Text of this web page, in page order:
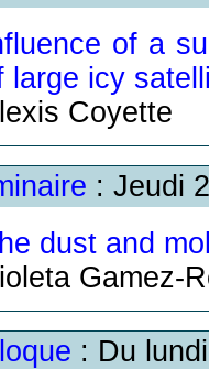
of a
large icy
Coyette
: Jeudi
dust and
Gamez-
: Du